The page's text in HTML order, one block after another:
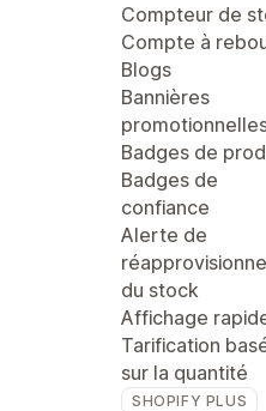
Compteur de
Compte à
Blogs
Bannières
Badges de
Badges de
confiance
Alerte de
du stock
Affichage
Tarification
sur la quantité
SHOPIFY PLUS